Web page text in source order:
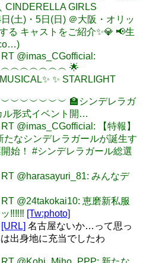
CINDERELLA GIRLS
(土)・5日(日) ＠大阪・オリッ
る キャストをご紹介✨💎 📢生
RT @imas_CGofficial:
🌟
✨ STARLIGHT
🏫シンデレラガ
ル形式イベント開…
RT @imas_CGofficial: 【特報】
なシンデレラガールが誕生す
始！ #シンデレラガール総選
RT @harasayuri_81: みんなデ
RT @24takokai10: 恵磨新私服
‼️‼️‼️ [Tw:photo]
[URL] 名古屋ないか…って思っ
出身地に充当でしたわ